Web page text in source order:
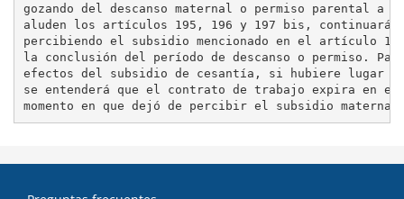
gozando del descanso maternal o permiso parental a
aluden los artículos 195, 196 y 197 bis, continuará
percibiendo el subsidio mencionado en el artículo
la conclusión del período de descanso o permiso.
efectos del subsidio de cesantía, si hubiere lugar
se entenderá que el contrato de trabajo expira en el